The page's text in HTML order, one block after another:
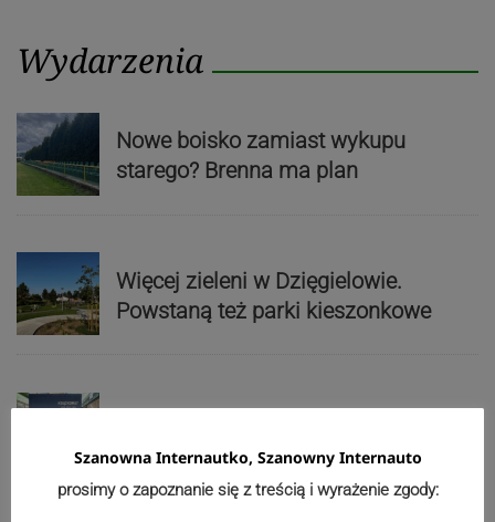
Wydarzenia
Nowe boisko zamiast wykupu
starego? Brenna ma plan
Więcej zieleni w Dzięgielowie.
Powstaną też parki kieszonkowe
Szanowna Internautko, Szanowny Internauto
prosimy o zapoznanie się z treścią i wyrażenie zgody: